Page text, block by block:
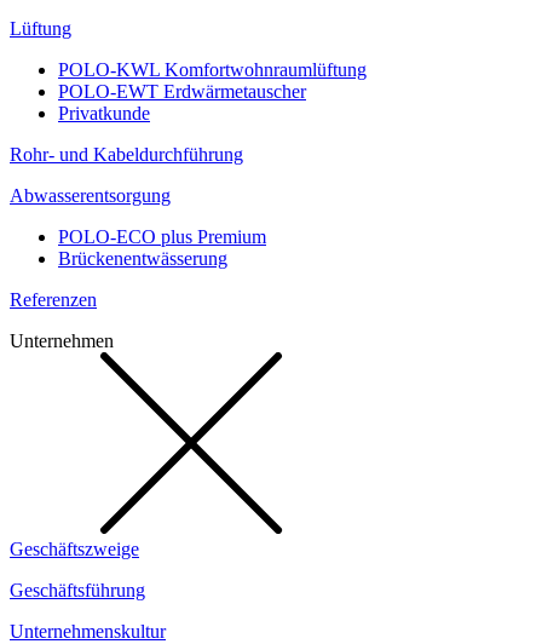
Lüftung
POLO-KWL Komfortwohnraumlüftung
POLO-EWT Erdwärmetauscher
Privatkunde
Rohr- und Kabeldurchführung
Abwasserentsorgung
POLO-ECO plus Premium
Brückenentwässerung
Referenzen
Unternehmen
Geschäftszweige
Geschäftsführung
Unternehmenskultur